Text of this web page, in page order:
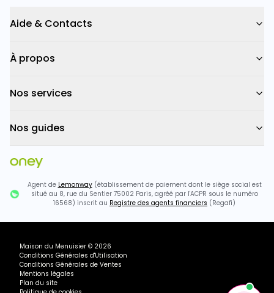
Aide & Contacts
À propos
Nos services
Nos guides
Agent de Lemonway(établissement de paiement dont le siège social est
situé au 8, rue du Sentier 75002 Paris, agréé par l'ACPR sous le numéro
16568) inscrit au Registre des agents financiers (Regafi)
Maison du Menuisier © 2026
Conditions Générales d'Utilisation
Conditions Générales de Ventes
Mentions légales
Plan du site